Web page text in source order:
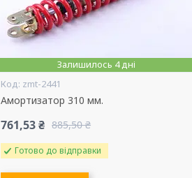
Залишилось 4 дні
zmt-2441
Амортизатор 310 мм.
761,53 ₴ 885,50 ₴
Готово до відправки